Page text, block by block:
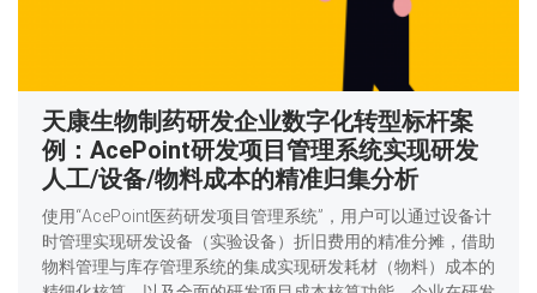
天康生物制药研发企业数字化转型标杆案
例：AcePoint研发项目管理系统实现研发
人工/设备/物料成本的精准归集分析
使用“AcePoint医药研发项目管理系统”，用户可以通过设备计
时管理实现研发设备（实验设备）折旧费用的精准分摊，借助
物料管理与库存管理系统的集成实现研发耗材（物料）成本的